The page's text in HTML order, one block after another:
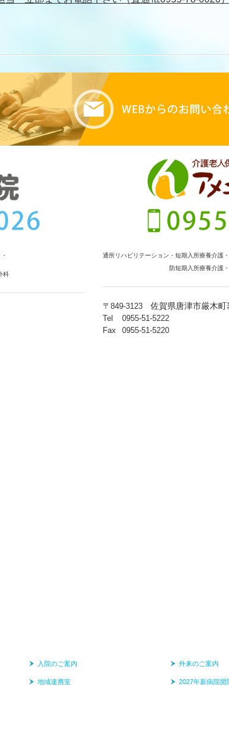
科
通所リハビリテーション・短期入所療養介護
防短期入所療養介護
〒849-3123 佐賀県唐津市厳木町
Tel
0955-51-5222
Fax
0955-51-5220
入院のご案内 外来のご案内
地域連携室 2027年新病院開